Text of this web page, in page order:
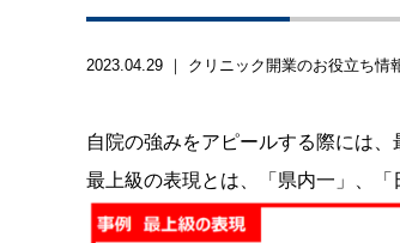
2023.04.29 ｜ クリニック開業のお役立ち情
自院の強みをアピールする際には
最上級の表現とは、「県内一」、「